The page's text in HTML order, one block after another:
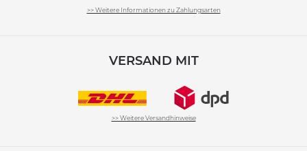
>> Weitere Informationen zu Zahlungsarten
VERSAND MIT
>> Weitere Versandhinweise